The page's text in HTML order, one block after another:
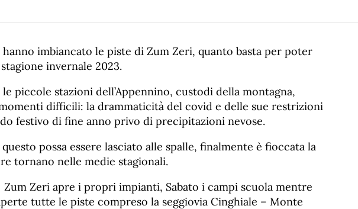
imbiancato le piste di Zum Zeri, quanto basta per poter
invernale 2023.
piccole stazioni dell’Appennino, custodi della montagna,
difficili: la drammaticità del covid e delle sue restrizioni
festivo di fine anno privo di precipitazioni nevose.
possa essere lasciato alle spalle, finalmente è fioccata la
tornano nelle medie stagionali.
Zeri apre i propri impianti, Sabato i campi scuola mentre
tutte le piste compreso la seggiovia Cinghiale – Monte